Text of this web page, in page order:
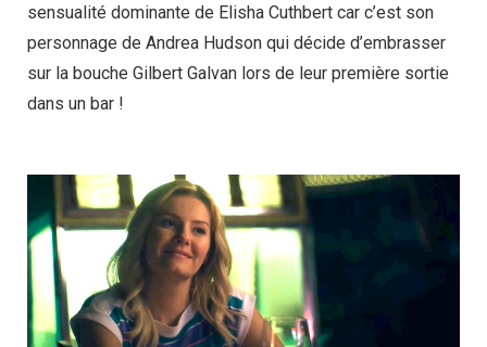
sensualité dominante de Elisha Cuthbert car c’est son
personnage de Andrea Hudson qui décide d’embrasser
sur la bouche Gilbert Galvan lors de leur première sortie
dans un bar !